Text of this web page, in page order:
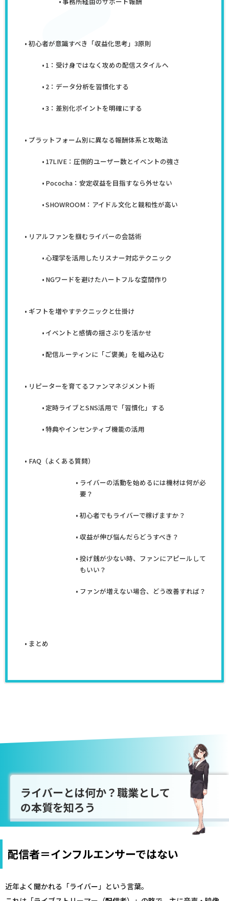
初心者が意識すべき「収益化思考」3原則
1：受け身ではなく攻めの配信スタイルへ
2：データ分析を習慣化する
3：差別化ポイントを明確にする
プラットフォーム別に異なる報酬体系と攻略法
17LIVE：圧倒的ユーザー数とイベントの強さ
Pococha：安定収益を目指すなら外せない
SHOWROOM：アイドル文化と親和性が高い
リアルファンを掴むライバーの会話術
心理学を活用したリスナー対応テクニック
NGワードを避けたハートフルな空間作り
ギフトを増やすテクニックと仕掛け
イベントと感情の揺さぶりを活かせ
配信ルーティンに「ご褒美」を組み込む
リピーターを育てるファンマネジメント術
定時ライブとSNS活用で「習慣化」する
特典やインセンティブ機能の活用
FAQ（よくある質問）
ライバーの活動を始めるには機材は何が必
要？
初心者でもライバーで稼げますか？
収益が伸び悩んだらどうすべき？
投げ銭が少ない時、ファンにアピールして
もいい？
ファンが増えない場合、どう改善すれば？
まとめ
ライバーとは何か？職業として
の本質を知ろう
配信者＝インフルエンサーではない
近年よく聞かれる「ライバー」という言葉。